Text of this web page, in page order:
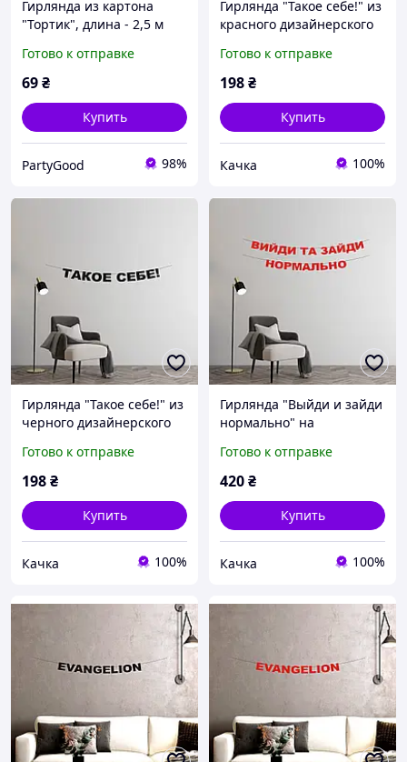
Гирлянда из картона
"Тортик", длина - 2,5 м
Готово к отправке
69₴
Купить
PartyGood 98%
Гирлянда "Такое себе!" из
красного дизайнерского
Готово к отправке
198₴
Купить
Качка 100%
Гирлянда "Такое себе!" из
черного дизайнерского
Готово к отправке
198₴
Купить
Качка 100%
Гирлянда "Выйди и зайди
нормально" на
красного дизайнерского
картона
Готово к отправке
420₴
Купить
Качка 100%